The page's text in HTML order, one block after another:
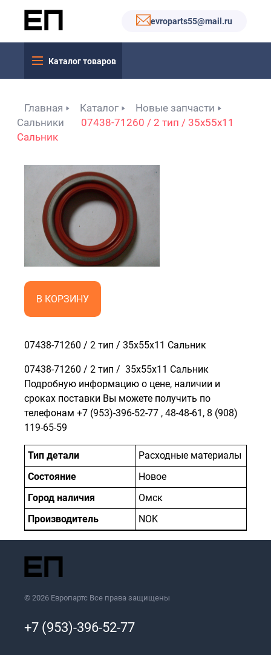
evroparts55@mail.ru
Каталог товаров
Главная Каталог
Новые запчасти
Сальники
07438-71260 / 2 тип / 35x55x11
Сальник
В КОРЗИНУ
07438-71260 / 2 тип / 35x55x11 Сальник
07438-71260 / 2 тип / 35x55x11 Сальник
Подробную информацию о цене, наличии и
сроках поставки Вы можете получить по
телефонам +7 (953)-396-52-77 , 48-48-61 , 8 (908)
119-65-59
Тип детали
Расходные материалы
Состояние
Новое
Город наличия
Омск
Производитель
NOK
© 2026 Европартс Все права защищены
+7 (953)-396-52-77